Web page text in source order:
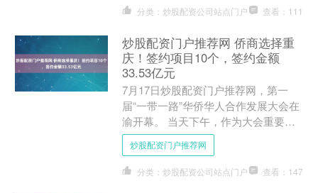
分类：炒股配资公司站点门户 查看：111
炒股配资门户推荐网 侨商选择重
庆！签约项目10个，签约金额
33.53亿元
7月17日炒股配资门户推荐网，第一
届“一带一路”华侨华人合作发展大会在
渝开幕。 当天下午，作为大会重要活
动之一，“侨助高质量发展”投资交流专
场举行，设政策推介、....
炒股配资门户推荐网
分类：炒股配资公司站点门户 查看：147